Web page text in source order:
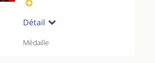
Détail
Médaille